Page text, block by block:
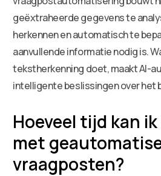
geëxtraheerde gegevens te
herkennen en automatisch te
aanvullende informatie nodig is.
tekstherkenning doet, maakt AI-
intelligente beslissingen over het
Hoeveel tijd kan
met
vraagposten?